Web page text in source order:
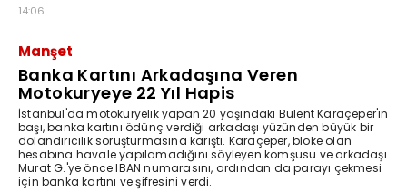
14:06
Manşet
Banka Kartını Arkadaşına Veren
Motokuryeye 22 Yıl Hapis
İstanbul'da motokuryelik yapan 20 yaşındaki Bülent Karaçeper'in
başı, banka kartını ödünç verdiği arkadaşı yüzünden büyük bir
dolandırıcılık soruşturmasına karıştı. Karaçeper, bloke olan
hesabına havale yapılamadığını söyleyen komşusu ve arkadaşı
Murat G.'ye önce IBAN numarasını, ardından da parayı çekmesi
için banka kartını ve şifresini verdi.